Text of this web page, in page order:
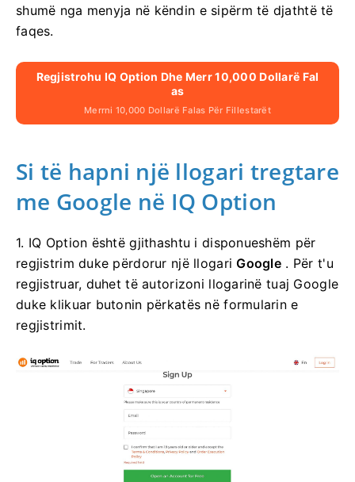
shumë nga menyja në këndin e sipërm të djathtë të
faqes.
Regjistrohu IQ Option Dhe Merr 10,000 Dollarë Fal
As
Merrni 10,000 Dollarë Falas Për Fillestarët
Si të hapni një llogari tregtare
me Google në IQ Option
1. IQ Option është gjithashtu i disponueshëm për
regjistrim duke përdorur një llogariGoogle . Për t'u
regjistruar, duhet të autorizoni llogarinë tuaj Google
duke klikuar butonin përkatës në formularin e
regjistrimit.